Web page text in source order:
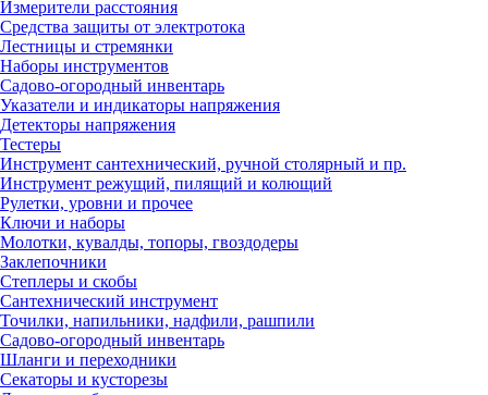
Измерители расстояния
Средства защиты от электротока
Лестницы и стремянки
Наборы инструментов
Садово-огородный инвентарь
Указатели и индикаторы напряжения
Детекторы напряжения
Тестеры
Инструмент сантехнический, ручной столярный и пр.
Инструмент режущий, пилящий и колющий
Рулетки, уровни и прочее
Ключи и наборы
Молотки, кувалды, топоры, гвоздодеры
Заклепочники
Степлеры и скобы
Сантехнический инструмент
Точилки, напильники, надфили, рашпили
Садово-огородный инвентарь
Шланги и переходники
Секаторы и кусторезы